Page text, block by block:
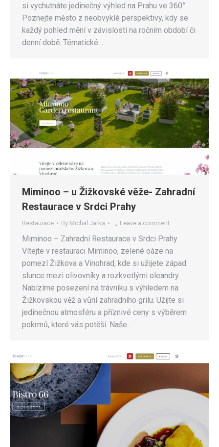
si vychutnáte jedinečný výhled na Prahu ve 360°.
Poznejte město z neobvyklé perspektivy, kdy se
každý pohled mění v závislosti na ročním období či
denní době. Tématické…
Miminoo – u Žižkovské věže- Zahradní
Restaurace v Srdci Prahy
Restaurace By Michal Jarka Leave a comment
Miminoo – Zahradní Restaurace v Srdci Prahy
Vítejte v restauraci Miminoo, zelené oáze na
pomezí Žižkova a Vinohrad, kde si užijete západ
slunce mezi olivovníky a rozkvetlými oleandry.
Nabízíme posezení na trávníku s výhledem na
Žižkovskou věž a vůní zahradního grilu. Užijte si
jedinečnou atmosféru a příznivé ceny s výběrem
pokrmů, které vás potěší. Naše…